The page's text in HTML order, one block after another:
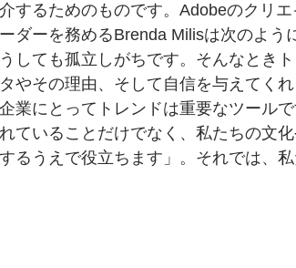
するためのものです。 Adobeのクリエ
ダーを務めるBrenda Milisは次のよう
しても孤立しがちです。 そんなときト
やその理由、 そして 自信を与えてくれ
業に とって トレンドは重要なツールで
ている ことだけでなく、 私たちの文
るうえで役立ちます」。 それでは、